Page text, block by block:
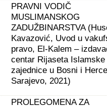
PRAVNI VODIČ
MUSLIMANSKOG
ZADUŽBINARSTVA
Kavazović, Uvod u
pravo, El-Kalem –
centar Rijaseta Islamske
zajednice u Bosni i
Sarajevo, 2021)
PROLEGOMENA ZA